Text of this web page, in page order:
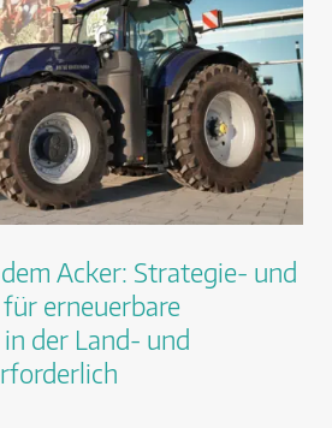
Acker: Strategie- und
erneuerbare
der Land- und